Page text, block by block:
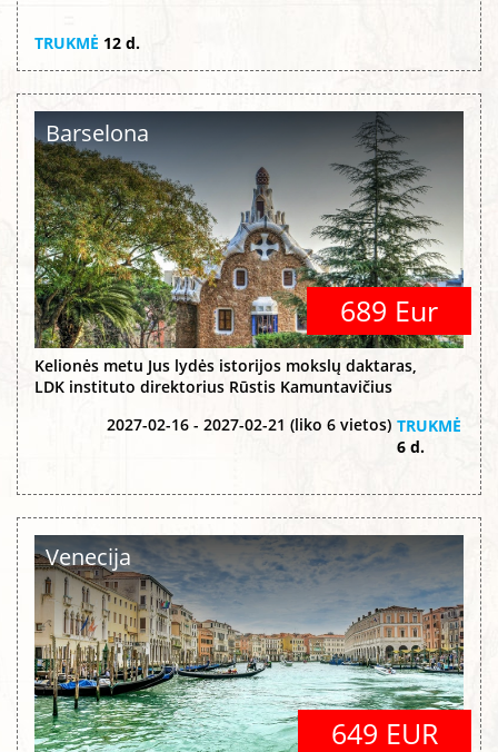
TRUKMĖ 12 d.
Barselona
689 Eur
Kelionės metu Jus lydės istorijos mokslų daktaras,
LDK instituto direktorius Rūstis Kamuntavičius
2027-02-16 - 2027-02-21 (liko 6 vietos) TRUKMĖ
6 d.
Venecija
649 EUR